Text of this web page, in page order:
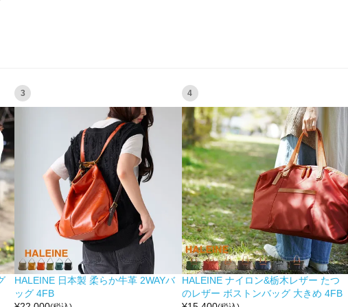
3
HALEINE 日本製 柔らか牛革 2WAYバ
ッグ 4FB
4
HALEINE ナイロン&栃木レザー たつ
のレザー ボストンバッグ 大きめ 4FB